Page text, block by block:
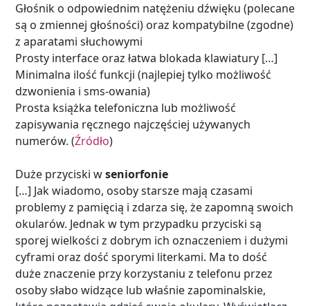
Głośnik o odpowiednim natężeniu dźwięku (polecane
są o zmiennej głośności) oraz kompatybilne (zgodne)
z aparatami słuchowymi
Prosty interface oraz łatwa blokada klawiatury […]
Minimalna ilość funkcji (najlepiej tylko możliwość
dzwonienia i sms-owania)
Prosta książka telefoniczna lub możliwość
zapisywania ręcznego najczęściej używanych
numerów. (Źródło)
Duże przyciski wseniorfonie
[…] Jak wiadomo, osoby starsze mają czasami
problemy z pamięcią i zdarza się, że zapomną swoich
okularów. Jednak w tym przypadku przyciski są
sporej wielkości z dobrym ich oznaczeniem i dużymi
cyframi oraz dość sporymi literkami. Ma to dość
duże znaczenie przy korzystaniu z telefonu przez
osoby słabo widzące lub właśnie zapominalskie,